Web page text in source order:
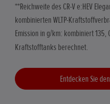
**Reichweite des CR-V e:HEV
kombinierten WLTP-
Emission in g/km: kombiniert 135,
Kraftstofftanks berechnet.
Entdecken Sie